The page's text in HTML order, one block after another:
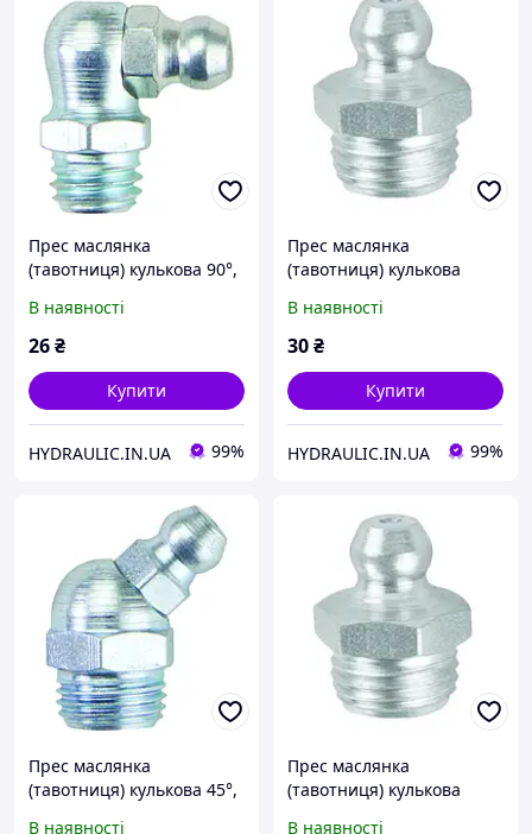
Прес маслянка
(тавотниця) кулькова 90°,
DIN71412 | UMETA
Німеччина
В наявності
26₴
Купити
HYDRAULIC.IN.UA 99%
Прес маслянка
(тавотниця) кулькова
поштучно, DIN71412 |
UMETA Німеччина
В наявності
30₴
Купити
HYDRAULIC.IN.UA 99%
Прес маслянка
(тавотниця) кулькова 45°,
В наявності
Прес маслянка
(тавотниця) кулькова
В наявності